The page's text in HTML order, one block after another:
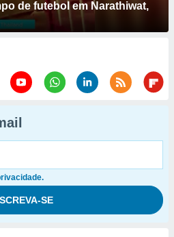
de futebol em Narathiwat,